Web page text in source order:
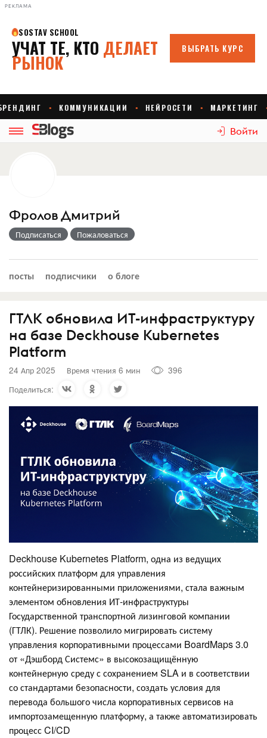
РЕКЛАМА
Войти
Фролов Дмитрий
Подписаться Пожаловаться
посты подписчики о блоге
ГТЛК обновила ИТ-инфраструктуру
на базе Deckhouse Kubernetes
Platform
24 Апр 2025 Время чтения 6 мин
396
Поделиться:
Deckhouse Kubernetes Platform, одна из ведущих
российских платформ для управления
контейнеризированными приложениями, стала важным
элементом обновления ИТ-инфраструктуры
Государственной транспортной лизинговой компании
(ГТЛК). Решение позволило мигрировать систему
управления корпоративными процессами BoardMaps 3.0
от «Дэшборд Системс» в высокозащищённую
контейнерную среду с сохранением SLA и в соответствии
со стандартами безопасности, создать условия для
перевода большого числа корпоративных сервисов на
импортозамещенную платформу, а также автоматизировать
процесс CI/CD